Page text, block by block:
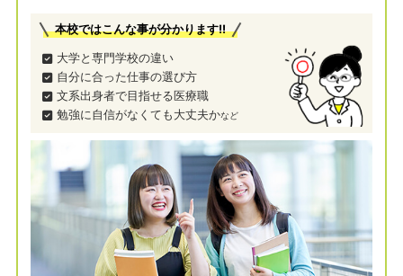
本校ではこんな事が分かります!!
大学と専門学校の違い
自分に合った仕事の選び方
文系出身者で目指せる医療職
勉強に自信がなくても大丈夫かなど